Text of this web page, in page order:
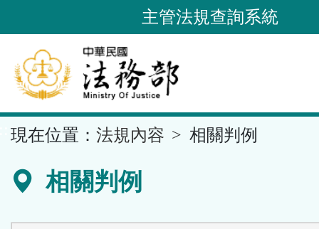
到
要
內
容
區
主管法規查詢系統
現在位置： 法規內容 相關判例
相關判例